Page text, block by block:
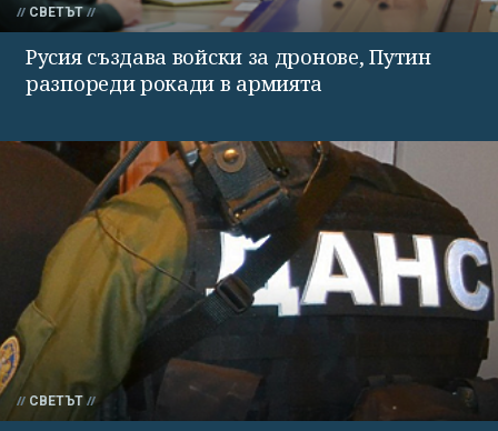
СВЕТЪТ
Русия създава войски за дронове, Путин
разпореди рокади в армията
СВЕТЪТ